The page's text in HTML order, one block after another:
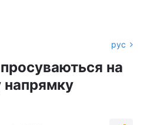
рус
на
напрямку